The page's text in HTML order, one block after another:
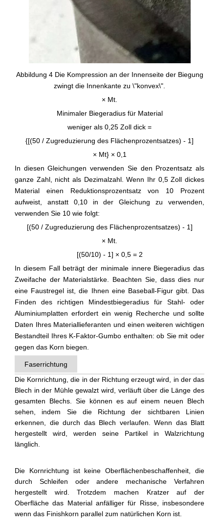
Abbildung 4 Die Kompression an der Innenseite der Biegung
zwingt die Innenkante zu \"konvex\".
× Mt.
Minimaler Biegeradius für Material
weniger als 0,25 Zoll dick =
{[(50 / Zugreduzierung des Flächenprozentsatzes) - 1]
× Mt} × 0,1
In diesen Gleichungen verwenden Sie den Prozentsatz als
ganze Zahl, nicht als Dezimalzahl. Wenn Ihr 0,5 Zoll dickes
Material einen Reduktionsprozentsatz von 10 Prozent
aufweist, anstatt 0,10 in der Gleichung zu verwenden,
verwenden Sie 10 wie folgt:
[(50 / Zugreduzierung des Flächenprozentsatzes) - 1]
× Mt.
[(50/10) - 1] × 0,5 = 2
In diesem Fall beträgt der minimale innere Biegeradius das
Zweifache der Materialstärke. Beachten Sie, dass dies nur
eine Faustregel ist, die Ihnen eine Baseball-Figur gibt. Das
Finden des richtigen Mindestbiegeradius für Stahl- oder
Aluminiumplatten erfordert ein wenig Recherche und sollte
Daten Ihres Materiallieferanten und einen weiteren wichtigen
Bestandteil Ihres K-Faktor-Gumbo enthalten: ob Sie mit oder
gegen das Korn biegen.
Faserrichtung
Die Kornrichtung, die in der Richtung erzeugt wird, in der das
Blech in der Mühle gewalzt wird, verläuft über die Länge des
gesamten Blechs. Sie können es auf einem neuen Blech
sehen, indem Sie die Richtung der sichtbaren Linien
erkennen, die durch das Blech verlaufen. Wenn das Blatt
hergestellt wird, werden seine Partikel in Walzrichtung
länglich.
Die Kornrichtung ist keine Oberflächenbeschaffenheit, die
durch Schleifen oder andere mechanische Verfahren
hergestellt wird. Trotzdem machen Kratzer auf der
Oberfläche das Material anfälliger für Risse, insbesondere
wenn das Finishkorn parallel zum natürlichen Korn ist.